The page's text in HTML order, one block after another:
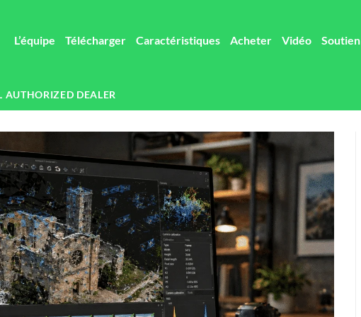
L’équipe Télécharger Caractéristiques Acheter Vidéo Soutien
AUTHORIZED DEALER